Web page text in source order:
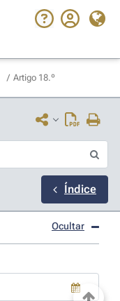
/ Artigo 18.º
Índice
Ocultar